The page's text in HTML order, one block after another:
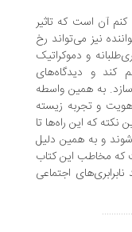
است که تاثیر
می‌تواند رخ
و دموکراتیک
دیدگاه‌های
همین واسطه
تجربه زیسته
این راه‌ها تا
به همین دلیل
این کتاب
اجتماعی